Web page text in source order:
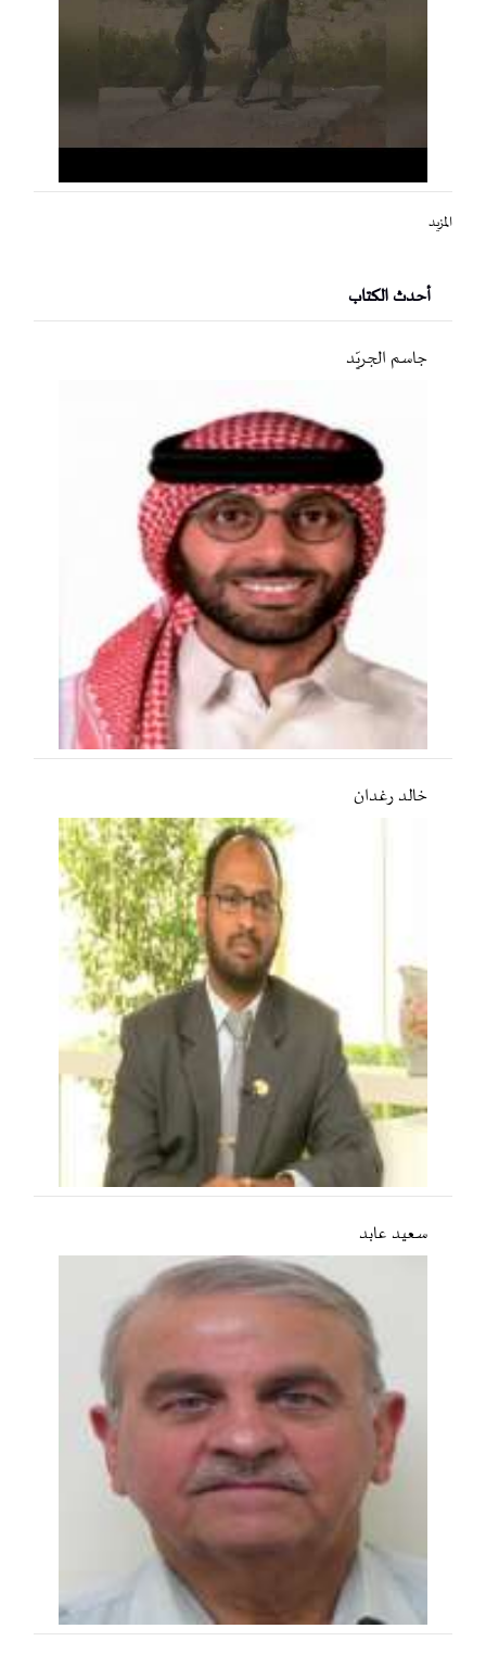
المزيد
أحدث الكتاب
جاسم الجريّد
خالد رغدان
سعید عابد